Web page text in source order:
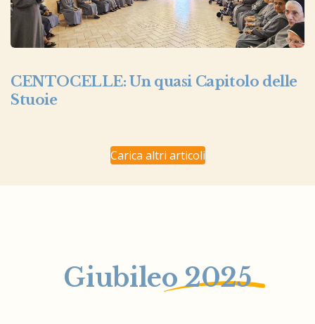
CENTOCELLE: Un quasi Capitolo delle
Stuoie
Carica altri articoli
Giubileo2025